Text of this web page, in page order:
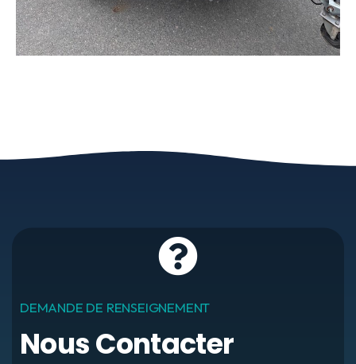
DEMANDE DE RENSEIGNEMENT
Nous Contacter